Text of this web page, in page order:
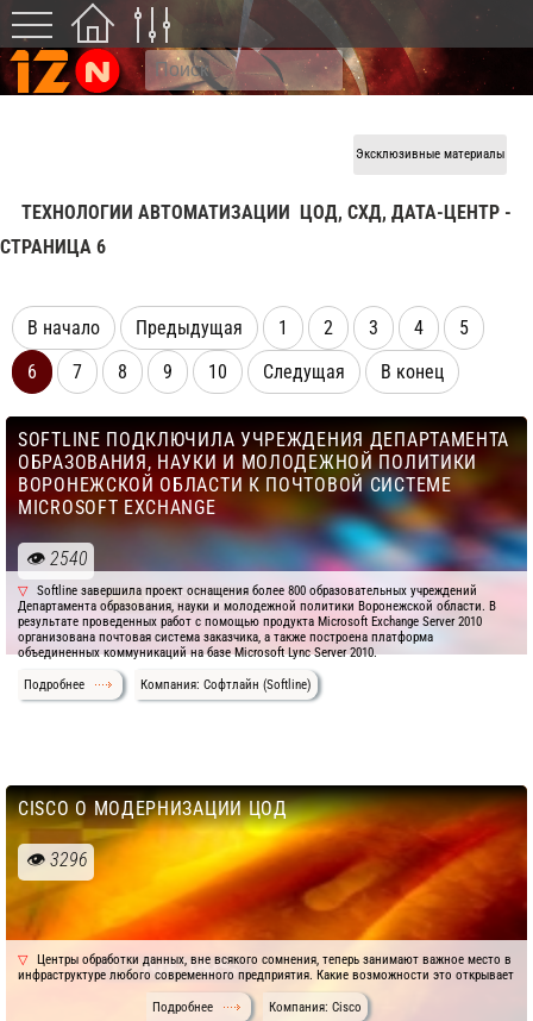
Эксклюзивные материалы
ТЕХНОЛОГИИ АВТОМАТИЗАЦИИ ЦОД, СХД, ДАТА-ЦЕНТР -
CТРАНИЦА 6
В начало Предыдущая 1 2 3 4
5
6
7 8 9 10 Следущая В конец
SOFTLINE ПОДКЛЮЧИЛА УЧРЕЖДЕНИЯ ДЕПАРТАМЕНТА
ОБРАЗОВАНИЯ, НАУКИ И МОЛОДЕЖНОЙ ПОЛИТИКИ
ВОРОНЕЖСКОЙ ОБЛАСТИ К ПОЧТОВОЙ СИСТЕМЕ
MICROSOFT EXCHANGE
2540
Softline завершила проект оснащения более 800 образовательных учреждений
Департамента образования, науки и молодежной политики Воронежской области. В
результате проведенных работ с помощью продукта Microsoft Exchange Server 2010
организована почтовая система заказчика, а также построена платформа
объединенных коммуникаций на базе Microsoft Lync Server 2010.
Подробнее Компания: Софтлайн (Softline)
CISCO О МОДЕРНИЗАЦИИ ЦОД
3296
Центры обработки данных, вне всякого сомнения, теперь занимают важное место в
инфраструктуре любого современного предприятия. Какие возможности это открывает
Подробнее Компания: Cisco